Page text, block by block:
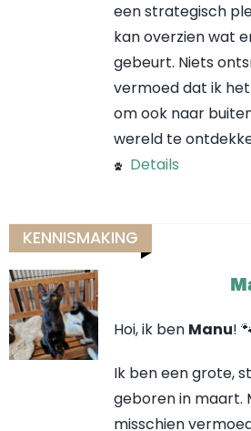
een strategisch
kan overzien wat
gebeurt. Niets
vermoed dat ik
om ook naar
wereld te
Details
KENNISMAKING
Hoi, ik ben Manu!
Ik ben een grote,
geboren in maart.
misschien